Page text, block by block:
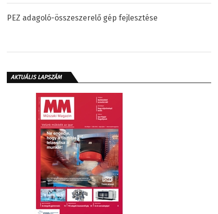
PEZ adagoló-összeszerelő gép fejlesztése
AKTUÁLIS LAPSZÁM